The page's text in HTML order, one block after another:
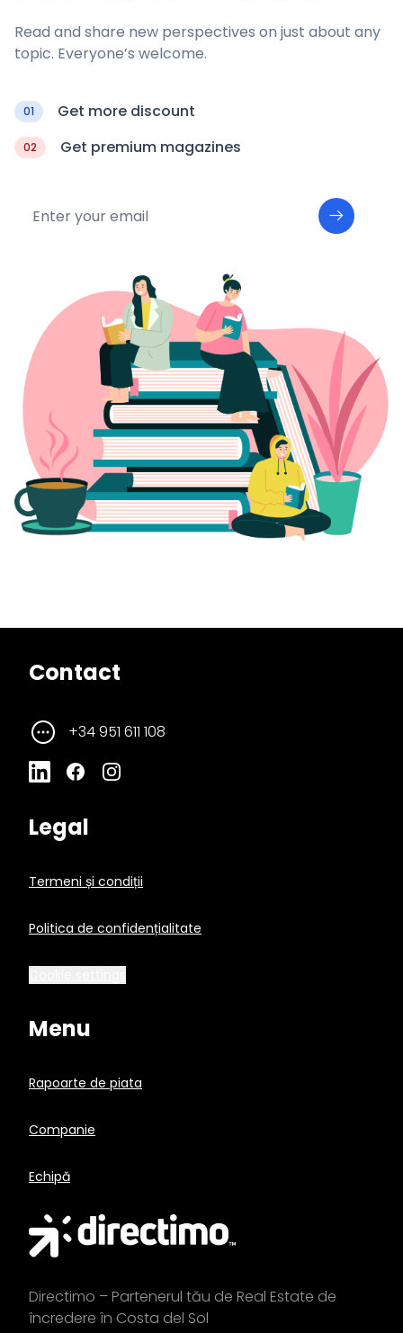
Read and share new perspectives on just about any
topic. Everyone’s welcome.
01 Get more discount
02 Get premium magazines
Contact
+34 951 611 108
Legal
Termeni și condiții
Politica de confidențialitate
Menu
Rapoarte de piata
Companie
Echipă
Directimo – Partenerul tău de Real Estate de
încredere în Costa del Sol